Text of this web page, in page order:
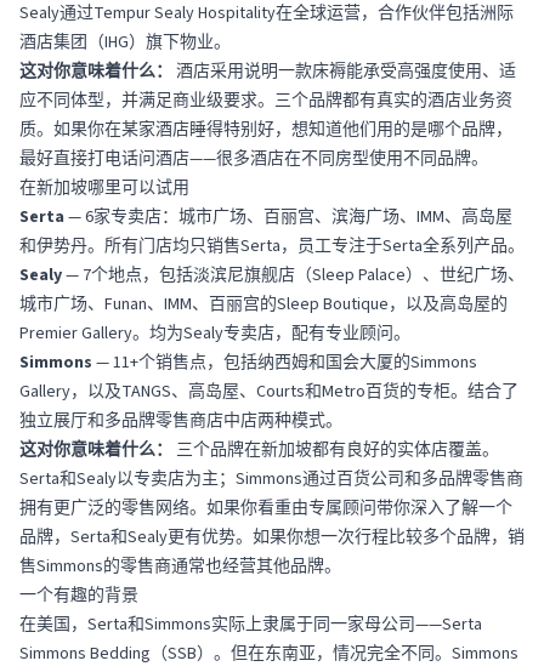
Sealy通过Tempur Sealy Hospitality在全球运营，合作伙伴包括洲际
酒店集团（IHG）旗下物业。
这对你意味着什么： 酒店采用说明一款床褥能承受高强度使用、适
应不同体型，并满足商业级要求。三个品牌都有真实的酒店业务资
质。如果你在某家酒店睡得特别好，想知道他们用的是哪个品牌，
最好直接打电话问酒店——很多酒店在不同房型使用不同品牌。
在新加坡哪里可以试用
Serta — 6家专卖店：城市广场、百丽宫、滨海广场、IMM、高岛屋
和伊势丹。所有门店均只销售Serta，员工专注于Serta全系列产品。
Sealy— 7个地点，包括淡滨尼旗舰店（Sleep Palace）、世纪广场、
城市广场、Funan、IMM、百丽宫的Sleep Boutique，以及高岛屋的
Premier Gallery。均为Sealy专卖店，配有专业顾问。
Simmons — 11+个销售点，包括纳西姆和国会大厦的Simmons
Gallery，以及TANGS、高岛屋、Courts和Metro百货的专柜。结合了
独立展厅和多品牌零售商店中店两种模式。
这对你意味着什么：
三个品牌在新加坡都有良好的实体店覆盖。
Serta和Sealy以专卖店为主；Simmons通过百货公司和多品牌零售商
拥有更广泛的零售网络。如果你看重由专属顾问带你深入了解一个
品牌，Serta和Sealy更有优势。如果你想一次行程比较多个品牌，销
售Simmons的零售商通常也经营其他品牌。
一个有趣的背景
在美国，Serta和Simmons实际上隶属于同一家母公司——Serta
Simmons Bedding（SSB）。但在东南亚，情况完全不同。Simmons